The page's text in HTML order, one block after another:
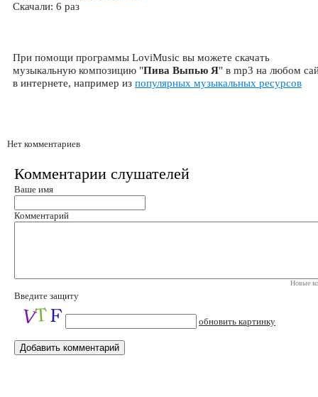
Скачали: 6 раз
При помощи программы LoviMusic вы можете скачать
музыкальную композицию "Пива Выпью Я" в mp3 на любом
в интернете, например из популярных музыкальных ресурсов
Нет комментариев
Комментарии слушателей
Ваше имя
Комментарий
Новые
Введите защиту
обновить картинку